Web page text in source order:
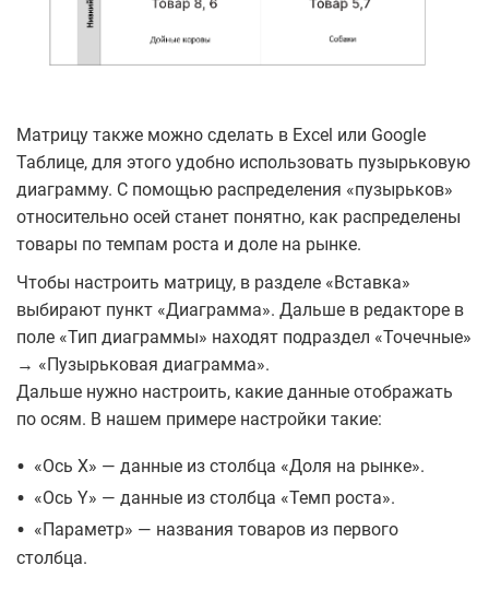
Матрицу также можно сделать в Excel или Google
Таблице, для этого удобно использовать пузырьковую
диаграмму. С помощью распределения «пузырьков»
относительно осей станет понятно, как распределены
товары по темпам роста и доле на рынке.
Чтобы настроить матрицу, в разделе «Вставка»
выбирают пункт «Диаграмма». Дальше в редакторе в
поле «Тип диаграммы» находят подраздел «Точечные»
→ «Пузырьковая диаграмма».
Дальше нужно настроить, какие данные отображать
по осям. В нашем примере настройки такие:
• «Ось X» — данные из столбца «Доля на рынке».
• «Ось Y» — данные из столбца «Темп роста».
• «Параметр» — названия товаров из первого
столбца.